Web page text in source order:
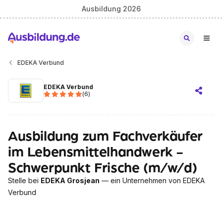
Ausbildung 2026
EDEKA Verbund
EDEKA Verbund
(6)
Ausbildung zum Fachverkäufer
im Lebensmittelhandwerk -
Schwerpunkt Frische (m/w/d)
Stelle bei EDEKA Grosjean — ein Unternehmen von EDEKA
Verbund